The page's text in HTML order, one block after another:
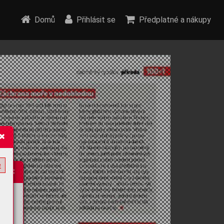
Domů Přihlásit se Předplatné a nákupy